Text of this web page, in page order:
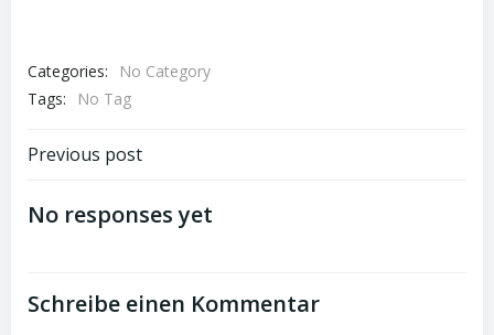
Categories:
No Category
Tags:
No Tag
Post
navigation
Previous post
No responses yet
Schreibe einen Kommentar